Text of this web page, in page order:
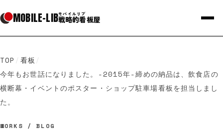
MOBILE-LIBモバイルリブ
戦略的看板屋
TOP / 看板 /
今年もお世話になりました。-2015年-締めの納品は、飲食店の
横断幕・イベントのポスター・ショップ駐車場看板を担当しまし
た。
WORKS / BLOG